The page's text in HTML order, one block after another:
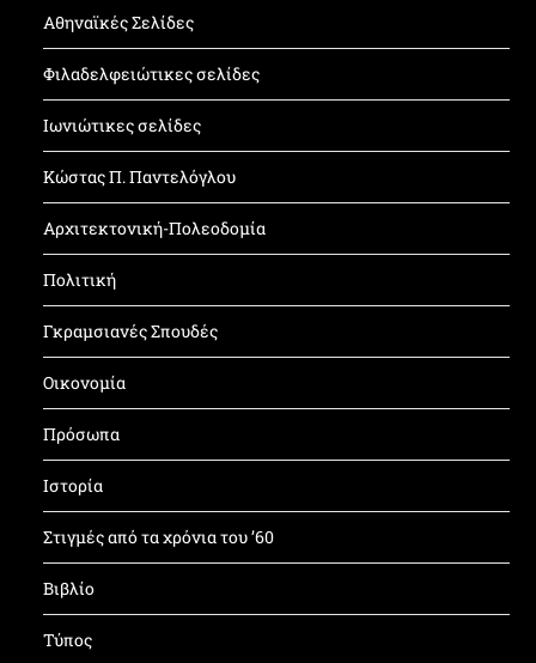
Αθηναϊκές Σελίδες
Φιλαδελφειώτικες σελίδες
Ιωνιώτικες σελίδες
Κώστας Π. Παντελόγλου
Αρχιτεκτονική-Πολεοδομία
Πολιτική
Γκραμσιανές Σπουδές
Οικονομία
Πρόσωπα
Ιστορία
Στιγμές από τα χρόνια του ’60
Βιβλίο
Τύπος